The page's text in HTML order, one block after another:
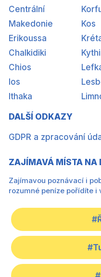
Centrální
Makedonie
Erikoussa
Chalkidiki
Chios
Ios
Ithaka
Kos
DALŠÍ ODKAZY
GDPR a zpracování
ZAJÍMAVÁ MÍSTA NA
Zajímavou poznávací i
rozumné peníze pořídíte i